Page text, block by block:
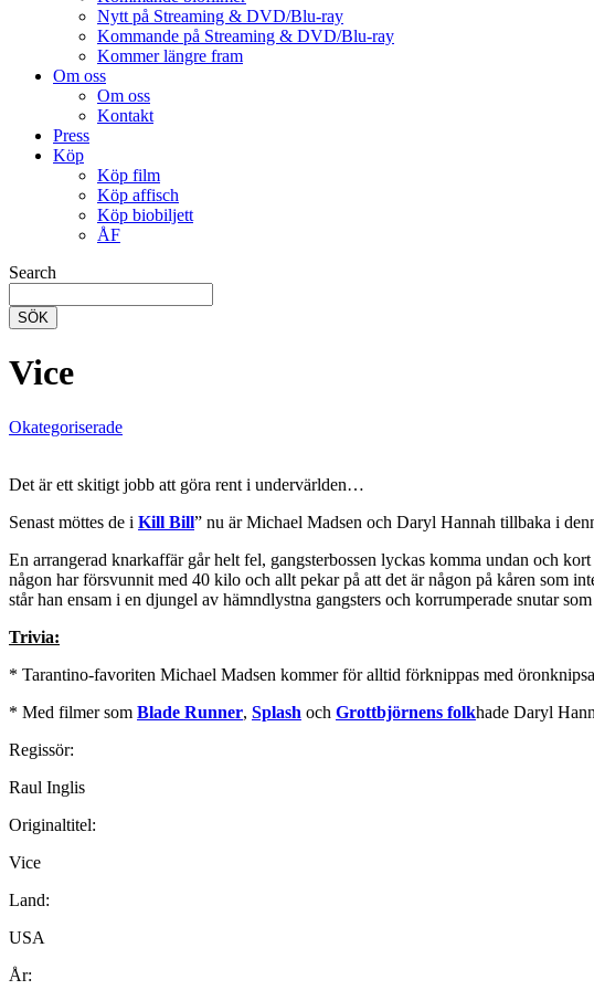
Nytt på Streaming & DVD/Blu-ray
Kommande på Streaming & DVD/Blu-ray
Kommer längre fram
Om oss
Om oss
Kontakt
Press
Köp
Köp film
Köp affisch
Köp biobiljett
ÅF
Search
SÖK
Vice
Okategoriserade
Det är ett skitigt jobb att göra rent i undervärlden…
Senast möttes de i Kill Bill” nu är Michael Madsen och Daryl Hannah tillbaka i
En arrangerad knarkaffär går helt fel, gangsterbossen lyckas komma undan och
någon har försvunnit med 40 kilo och allt pekar på att det är någon på kåren som
står han ensam i en djungel av hämndlystna gangsters och korrumperade snutar
Trivia:
* Tarantino-favoriten Michael Madsen kommer för alltid förknippas med
* Med filmer som Blade Runner, Splash och Grottbjörnens folkhade Daryl
Regissör:
Raul Inglis
Originaltitel:
Vice
Land:
USA
År: